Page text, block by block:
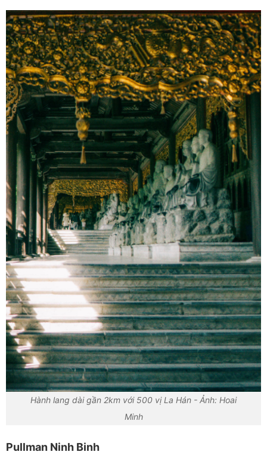
Hành lang dài gần 2km với 500 vị La Hán - Ảnh: Hoai
Minh
Pullman Ninh Binh